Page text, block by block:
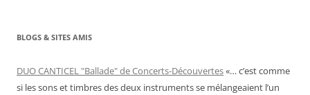
BLOGS & SITES AMIS
DUO CANTICEL "Ballade" de Concerts-Découvertes«… c’est comme
si les sons et timbres des deux instruments se mélangeaient l’un